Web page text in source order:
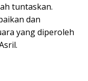
tuntaskan.
dan
yang diperoleh